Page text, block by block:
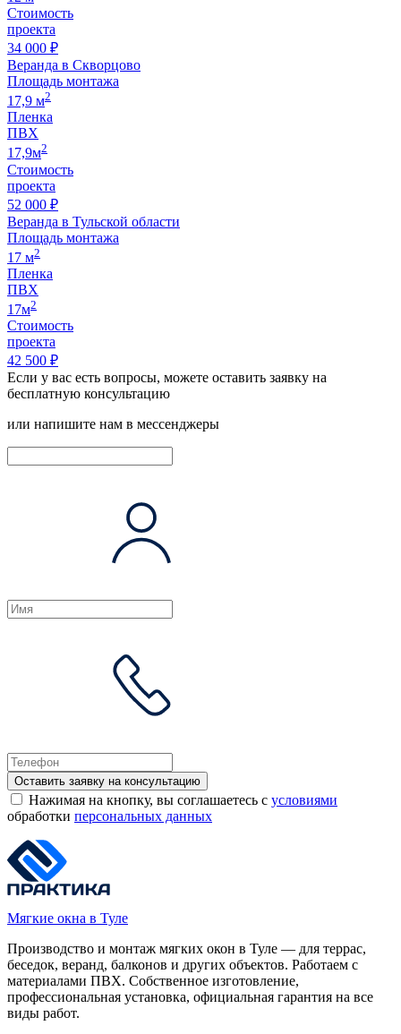
Стоимость
проекта
34 000 ₽
Веранда в Скворцово
Площадь монтажа
17,9 м2
Пленка
ПВХ
17,9м2
Стоимость
проекта
52 000 ₽
Веранда в Тульской области
Площадь монтажа
17 м2
Пленка
ПВХ
17м2
Стоимость
проекта
42 500 ₽
Если у вас есть вопросы, можете оставить заявку на
бесплатную консультацию
или напишите нам в мессенджеры
Оставить заявку на консультацию
Нажимая на кнопку, вы соглашаетесь с условиями
обработки персональных данных
Мягкие окна в Туле
Производство и монтаж мягких окон в Туле — для террас,
беседок, веранд, балконов и других объектов. Работаем с
материалами ПВХ. Собственное изготовление,
профессиональная установка, официальная гарантия на все
виды работ.